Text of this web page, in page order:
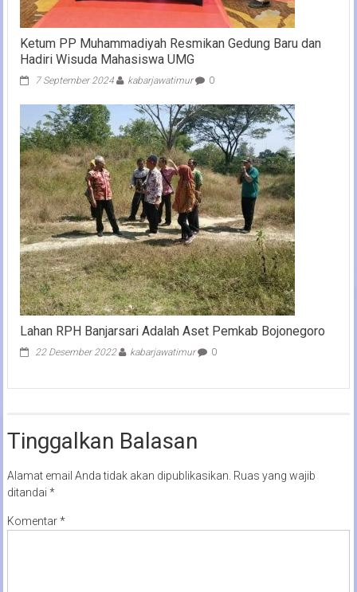
Ketum PP Muhammadiyah Resmikan Gedung Baru dan
Hadiri Wisuda Mahasiswa UMG
7 September 2024 kabarjawatimur 0
Lahan RPH Banjarsari Adalah Aset Pemkab Bojonegoro
22 Desember 2022 kabarjawatimur 0
Tinggalkan Balasan
Alamat email Anda tidak akan dipublikasikan. Ruas yang wajib
ditandai *
Komentar*